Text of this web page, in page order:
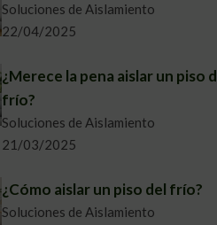
Soluciones de Aislamiento
22/04/2025
¿Merece la pena aislar un piso
frío?
Soluciones de Aislamiento
21/03/2025
¿Cómo aislar un piso del frío?
Soluciones de Aislamiento